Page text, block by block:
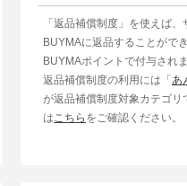
「返品補償制度」を使えば
BUYMAに返品することがで
BUYMAポイントで付与されま
返品補償制度の利用には「 あ
が返品補償制度対象カテゴ
は こちら をご確認ください。